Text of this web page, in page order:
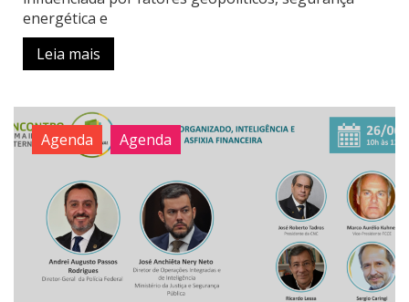
energética e
Leia mais
Agenda Agenda